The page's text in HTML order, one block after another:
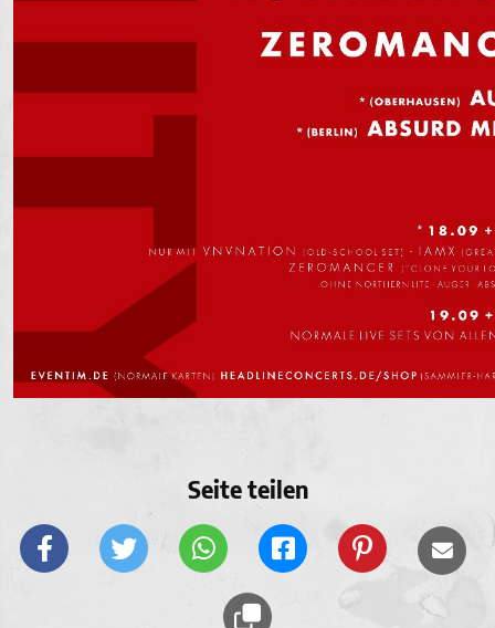
Seite teilen